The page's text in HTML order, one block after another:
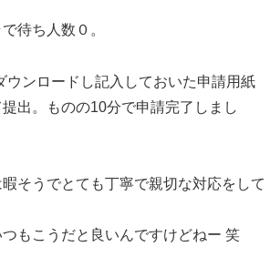
待ち人数０。
ウンロードし記入しておいた申請用紙
出。ものの10分で申請完了しまし
そうでとても丁寧で親切な対応をして
もこうだと良いんですけどねー 笑